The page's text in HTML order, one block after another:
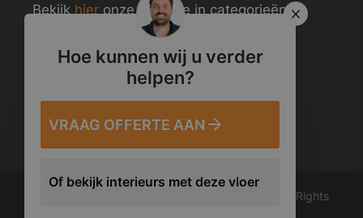
Hoe kunnen wij u verder
helpen?
VRAAG OFFERTE AAN
Of bekijk interieurs met deze vloer
Bekijk hier onze website in categorieën
Volg ons ook op Social Media
© 2012 – 2026 Van den Heuvel & Van Duuren. All Rights